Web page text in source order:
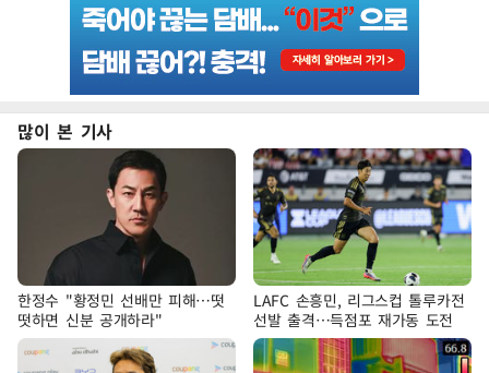
많이 본 기사
한정수 "황정민 선배만 피해…떳
떳하면 신분 공개하라"
LAFC 손흥민, 리그스컵 톨루카전
선발 출격…득점포 재가동 도전